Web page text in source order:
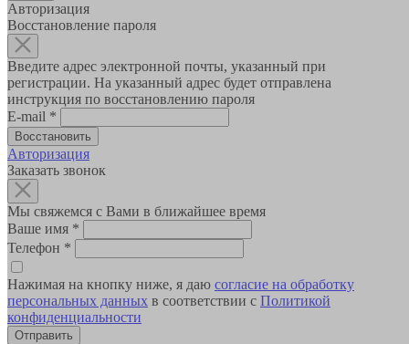
Авторизация
Восстановление пароля
Введите адрес электронной почты, указанный при
регистрации. На указанный адрес будет отправлена
инструкция по восстановлению пароля
E-mail *
Авторизация
Заказать звонок
Мы свяжемся с Вами в ближайшее время
Ваше имя *
Телефон *
Нажимая на кнопку ниже, я даю согласие на обработку
персональных данных в соответствии с Политикой
конфиденциальности